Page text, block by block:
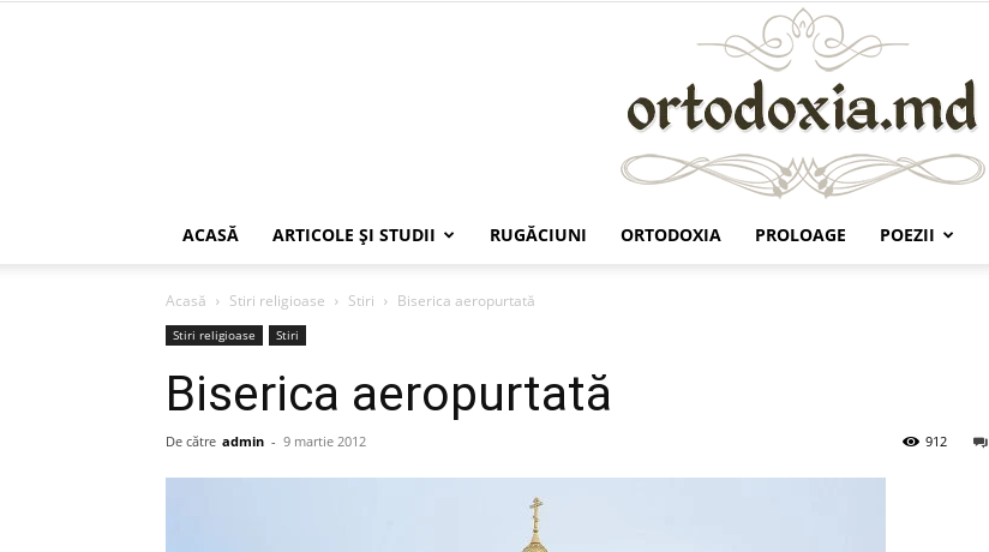
ACASĂ ARTICOLE ŞI STUDII RUGĂCIUNI ORTODOXIA PROLOAGE POEZII
Acasă Stiri religioase Stiri Biserica aeropurtată
Stiri religioase Stiri
Biserica aeropurtată
De către admin - 9 martie 2012 912